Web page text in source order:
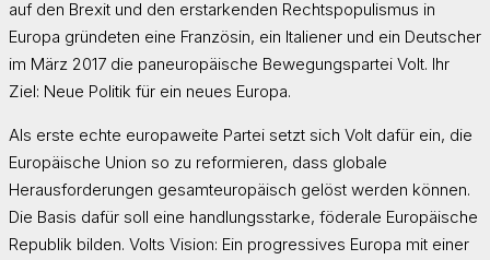
auf den Brexit und den erstarkenden Rechtspopulismus in
Europa gründeten eine Französin, ein Italiener und ein Deutscher
im März 2017 die paneuropäische Bewegungspartei Volt. Ihr
Ziel: Neue Politik für ein neues Europa.
Als erste echte europaweite Partei setzt sich Volt dafür ein, die
Europäische Union so zu reformieren, dass globale
Herausforderungen gesamteuropäisch gelöst werden können.
Die Basis dafür soll eine handlungsstarke, föderale Europäische
Republik bilden. Volts Vision: Ein progressives Europa mit einer